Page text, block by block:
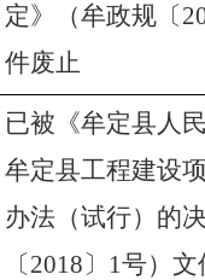
定》（牟政规 〔
件废止
已被《牟定县人
牟定县工程建设
办法（试行）的
〔2018〕 1号） 文